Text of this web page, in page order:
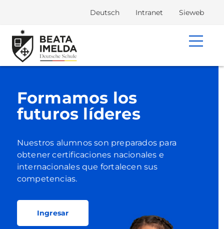
Deutsch Intranet Sieweb
Una educación
basada en valores
Creemos que los valores católicosson
fundamentales para el desarrollo de
ciudadanos de bien.
Contáctanos